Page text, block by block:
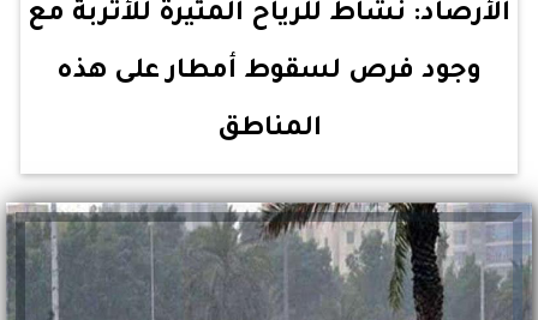
الأرصاد: نشاط للرياح المثيرة للأتربة مع
وجود فرص لسقوط أمطار على هذه
المناطق